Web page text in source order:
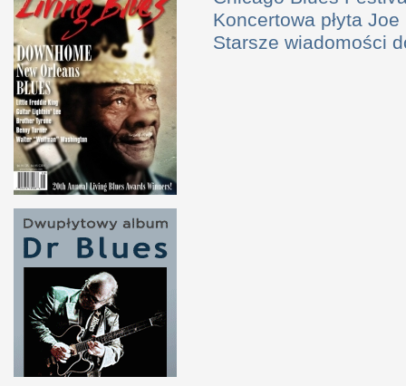
Koncertowa płyta
Starsze wiadomości